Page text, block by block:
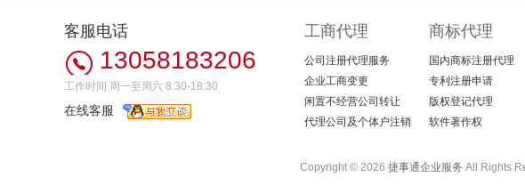
客服电话
13058183206
工作时间 周一至周六 8:30-18:30
在线客服
工商代理
公司注册代理服务
企业工商变更
闲置不经营公司转让
代理公司及个体户注销
商标代理
国内商标注册代理
专利注册申请
版权登记代理
软件著作权
Copyright © 2026 捷事通企业服务 All Rights